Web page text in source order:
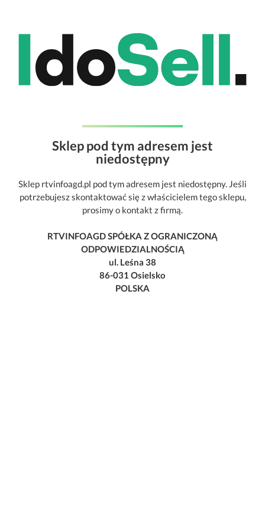
Sklep pod tym adresem jest
niedostępny
Sklep rtvinfoagd.pl pod tym adresem jest niedostępny. Jeśli
potrzebujesz skontaktować się z właścicielem tego sklepu,
prosimy o kontakt z firmą.
RTVINFOAGD SPÓŁKA Z OGRANICZONĄ
ODPOWIEDZIALNOŚCIĄ
ul. Leśna 38
86-031 Osielsko
POLSKA